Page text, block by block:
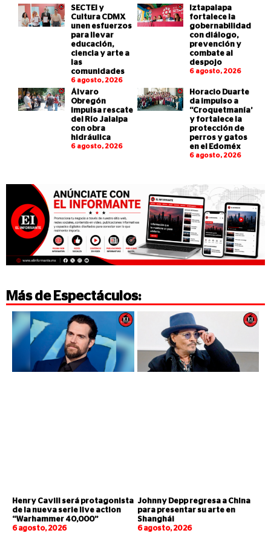
SECTEI y
Cultura CDMX
unen esfuerzos
para llevar
educación,
ciencia y arte a
las
comunidades
6 agosto, 2026
Iztapalapa
fortalece la
gobernabilidad
con diálogo,
prevención y
combate al
despojo
6 agosto, 2026
Álvaro
Obregón
impulsa rescate
del Río Jalalpa
con obra
hidráulica
6 agosto, 2026
Horacio Duarte
da impulso a
“Croquetmanía”
y fortalece la
protección de
perros y gatos
en el Edoméx
6 agosto, 2026
Más de Espectáculos:
Henry Cavill será protagonista
de la nueva serie live action
“Warhammer 40,000”
6 agosto, 2026
Johnny Depp regresa a China
para presentar su arte en
Shanghái
6 agosto, 2026